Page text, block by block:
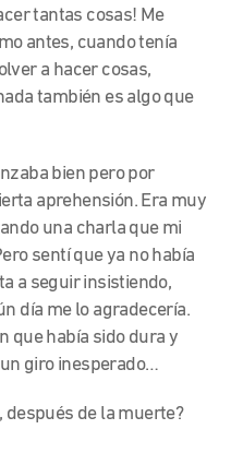
tantas cosas! Me
antes, cuando tenía
a hacer cosas,
también es algo que
bien pero por
aprehensión. Era muy
una charla que mi
sentí que ya no había
a seguir insistiendo,
día me lo agradecería.
que había sido dura y
giro inesperado…
después de la muerte?